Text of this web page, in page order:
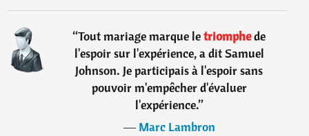
“Tout mariage marque letriomphede
l'espoir sur l'expérience, a dit Samuel
Johnson. Je participais à l'espoir sans
pouvoir m'empêcher d'évaluer
l'expérience.”
―Marc Lambron